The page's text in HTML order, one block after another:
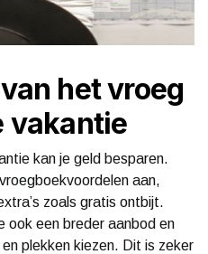
het vroeg
vakantie
kan je geld besparen.
aan,
zoals gratis ontbijt.
ook een breder aanbod en
plekken kiezen. Dit is zeker